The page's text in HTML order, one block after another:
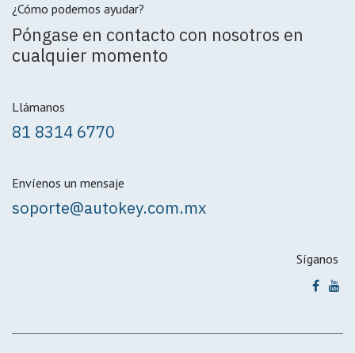
¿Cómo podemos ayudar?
Póngase en contacto con nosotros en
cualquier momento
Llámanos
81 8314 6770
Envíenos un mensaje
soporte@autokey.com.mx
Síganos